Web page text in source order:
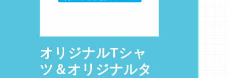
オリジナルTシャ
ツ＆オリジナルタ